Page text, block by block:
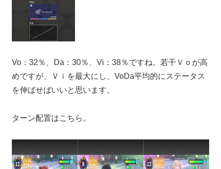
Vo：32％、Da：30％、Vi：38％ですね。若干Ｖｏが高
めですが、Ｖｉを最大にし、VoDa平均的にステータス
を伸ばせばいいと思います。
ターン配置はこちら。